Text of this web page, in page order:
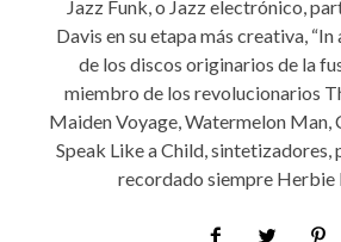
Jazz Funk, o Jazz electrónico,
Davis en su etapa más creativa, “In
de los discos originarios de la
miembro de los revolucionarios
Maiden Voyage, Watermelon Man,
Speak Like a Child, sintetizadores,
recordado siempre Herbie